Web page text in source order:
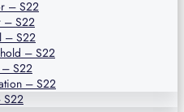
– S22
– S22
– S22
– S22
S22
– S22
S22